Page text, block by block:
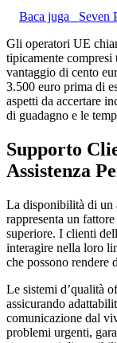
Baca juga
Seven
Gli operatori UE
tipicamente
vantaggio di cento
3.500 euro prima di
aspetti da accertare
di guadagno e le
Supporto
Assistenza
La disponibilità di un
rappresenta un
superiore. I clienti
interagire nella loro
che possono
Le sistemi d’qualità
assicurando
comunicazione dal
problemi urgenti,